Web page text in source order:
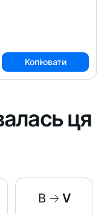
Копіювати
ця
В→ V